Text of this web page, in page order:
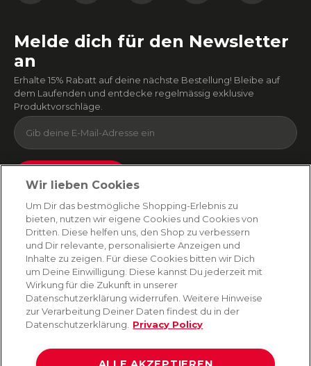
Melde dich für den Newsletter
an
Erhalte 15% Rabatt auf deine nächste Bestellung! Bleibe auf
dem Laufenden und entdecke regelmässig exklusive
Produktvorschläge.
Absenden
Du kannst dich jederzeit von unserem Newsletter abmelden. Indem du fortfährst, stimmst
du unseren E-Mail-Bedingungenund Datenschutzbestimmungen zu
AMORANA
MARKEN
SERVICE
Wir lieben Cookies
Um Dir das bestmögliche Shopping-Erlebnis zu
bieten, nutzen wir eigene Cookies und Cookies von
Dritten. Diese helfen uns, den Shop zu verbessern
und Dir relevante, personalisierte Anzeigen und
Inhalte zu zeigen. Für diese Cookies bitten wir Dich
um Deine Einwilligung. Diese kannst Du jederzeit mit
Wirkung für die Zukunft in unserer
Datenschutzerklärung widerrufen. Weitere Hinweise
zur Verarbeitung Deiner Daten findest du in der
Datenschutzerklärung.
Privacy Policy